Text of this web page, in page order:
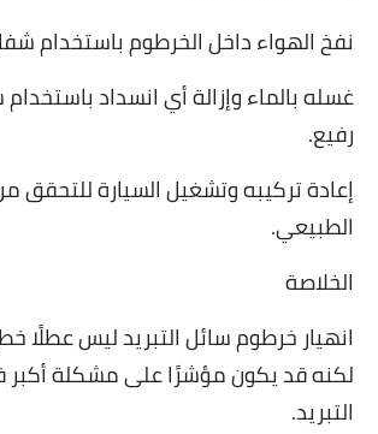
نفخ الهواء داخل الخرطوم باستخدام
غسله بالماء وإزالة أي انسداد
رفيع.
إعادة تركيبه وتشغيل السيارة للتحقق
الطبيعي.
الخلاصة
انهيار خرطوم سائل التبريد ليس عطلًا
لكنه قد يكون مؤشرًا على مشكلة
التبريد.